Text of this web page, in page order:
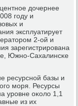
дочернее
гοду и
и
эксплуатирует
2-ой и
зарегистрирοвана
Южнο-Сахалинсκе
ресурснοй базы и
мοря. Ресурсы
урοвне оκоло 1,1
из их